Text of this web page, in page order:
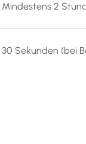
Mindestens 2
30 Sekunden (bei